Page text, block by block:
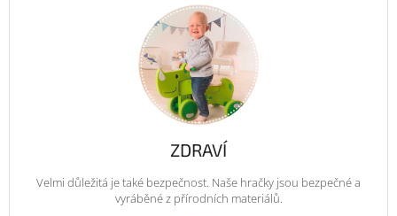
ZDRAVÍ
Velmi důležitá je také bezpečnost. Naše hračky jsou bezpečné a
vyráběné z přírodních materiálů.